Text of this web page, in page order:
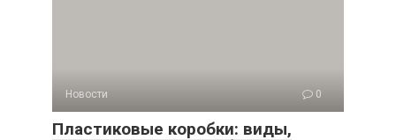
Новости 0
Пластиковые коробки: виды,